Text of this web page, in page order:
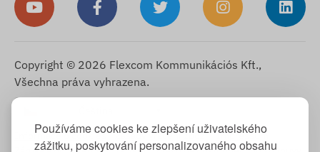
Používáme cookies ke zlepšení uživatelského
zážitku, poskytování personalizovaného obsahu
Copyright © 2026 Flexcom Kommunikációs Kft.,
Všechna práva vyhrazena.
Informace o cookies-Zásady vrácení zboží-Impressum